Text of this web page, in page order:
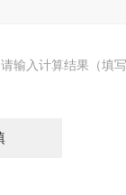
请输入计算结果（填